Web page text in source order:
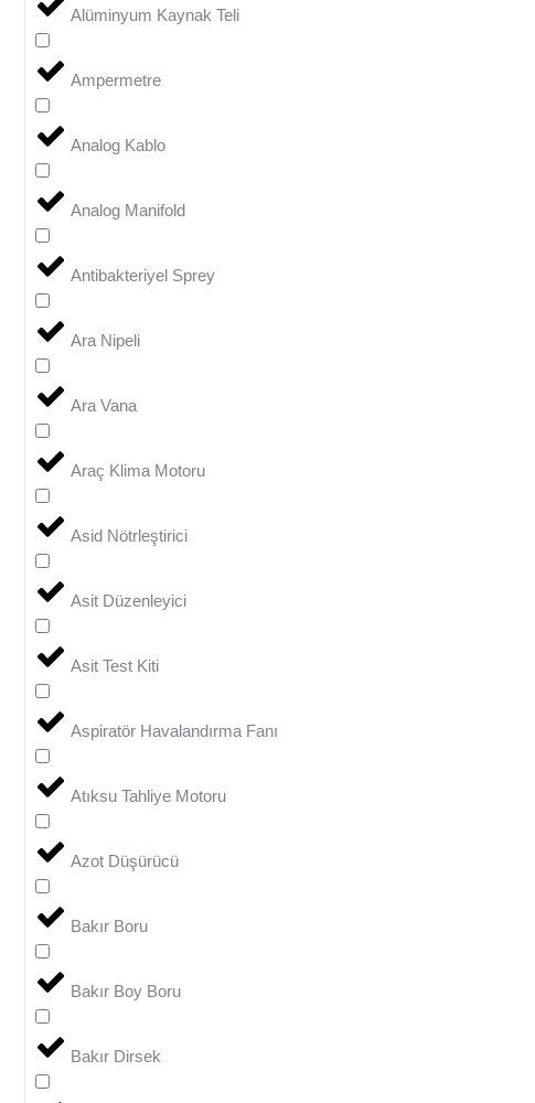
Alüminyum Kaynak Teli
Ampermetre
Analog Kablo
Analog Manifold
Antibakteriyel Sprey
Ara Nipeli
Ara Vana
Araç Klima Motoru
Asid Nötrleştirici
Asit Düzenleyici
Asit Test Kiti
Aspiratör Havalandırma Fanı
Atıksu Tahliye Motoru
Azot Düşürücü
Bakır Boru
Bakır Boy Boru
Bakır Dirsek